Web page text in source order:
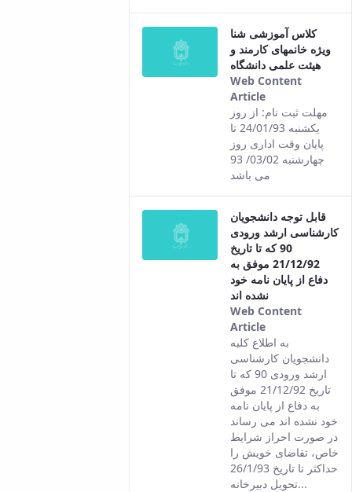
کلاس آموزشی شنا
ویژه خانمهای کارمند و
هیئت علمی دانشگاه
Web Content
Article
This result
comes from
the Persian
version of this
content.
مهلت ثبت نام: از روز
یکشنبه 24/01/93 تا
پایان وقت اداری روز
چهارشنبه 03/02/ 93
می باشد
قابل توجه دانشجویان
کارشناسی ارشد ورودی
90 که تا تاریخ
21/12/92 موفق به
دفاع از پایان نامه خود
نشده اند
Web Content
Article
This result
comes from
the Persian
version of this
content.
به اطلاع کلیه
دانشجویان کارشناسی
ارشد ورودی 90 که تا
تاریخ 21/12/92 موفق
به دفاع از پایان نامه
خود نشده اند می رساند
در صورت احراز شرایط
خاص، تقاضای خویش را
حداکثر تا تاریخ 26/1/93
تحویل دبیرخانه...